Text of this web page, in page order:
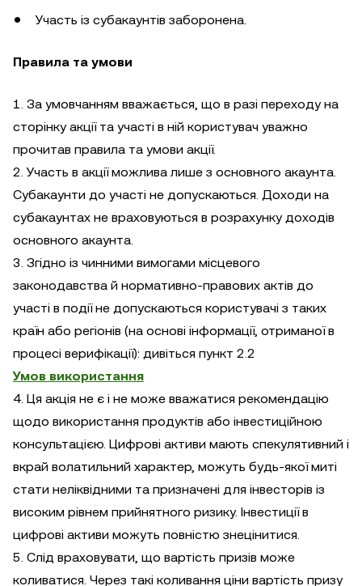
Участь із субакаунтів заборонена.
Правила та умови
1. За умовчанням вважається, що в разі переходу на
сторінку акції та участі в ній користувач уважно
прочитав правила та умови акції.
2. Участь в акції можлива лише з основного акаунта.
Субакаунти до участі не допускаються. Доходи на
субакаунтах не враховуються в розрахунку доходів
основного акаунта.
3. Згідно із чинними вимогами місцевого
законодавства й нормативно-правових актів до
участі в події не допускаються користувачі з таких
країн або регіонів (на основі інформації, отриманої в
процесі верифікації): дивіться пункт 2.2
Умов використання
4. Ця акція не є і не може вважатися рекомендацію
щодо використання продуктів або інвестиційною
консультацією. Цифрові активи мають спекулятивний і
вкрай волатильний характер, можуть будь-якої миті
стати неліквідними та призначені для інвесторів із
високим рівнем прийнятного ризику. Інвестиції в
цифрові активи можуть повністю знецінитися.
5. Слід враховувати, що вартість призів може
коливатися. Через такі коливання ціни вартість призу